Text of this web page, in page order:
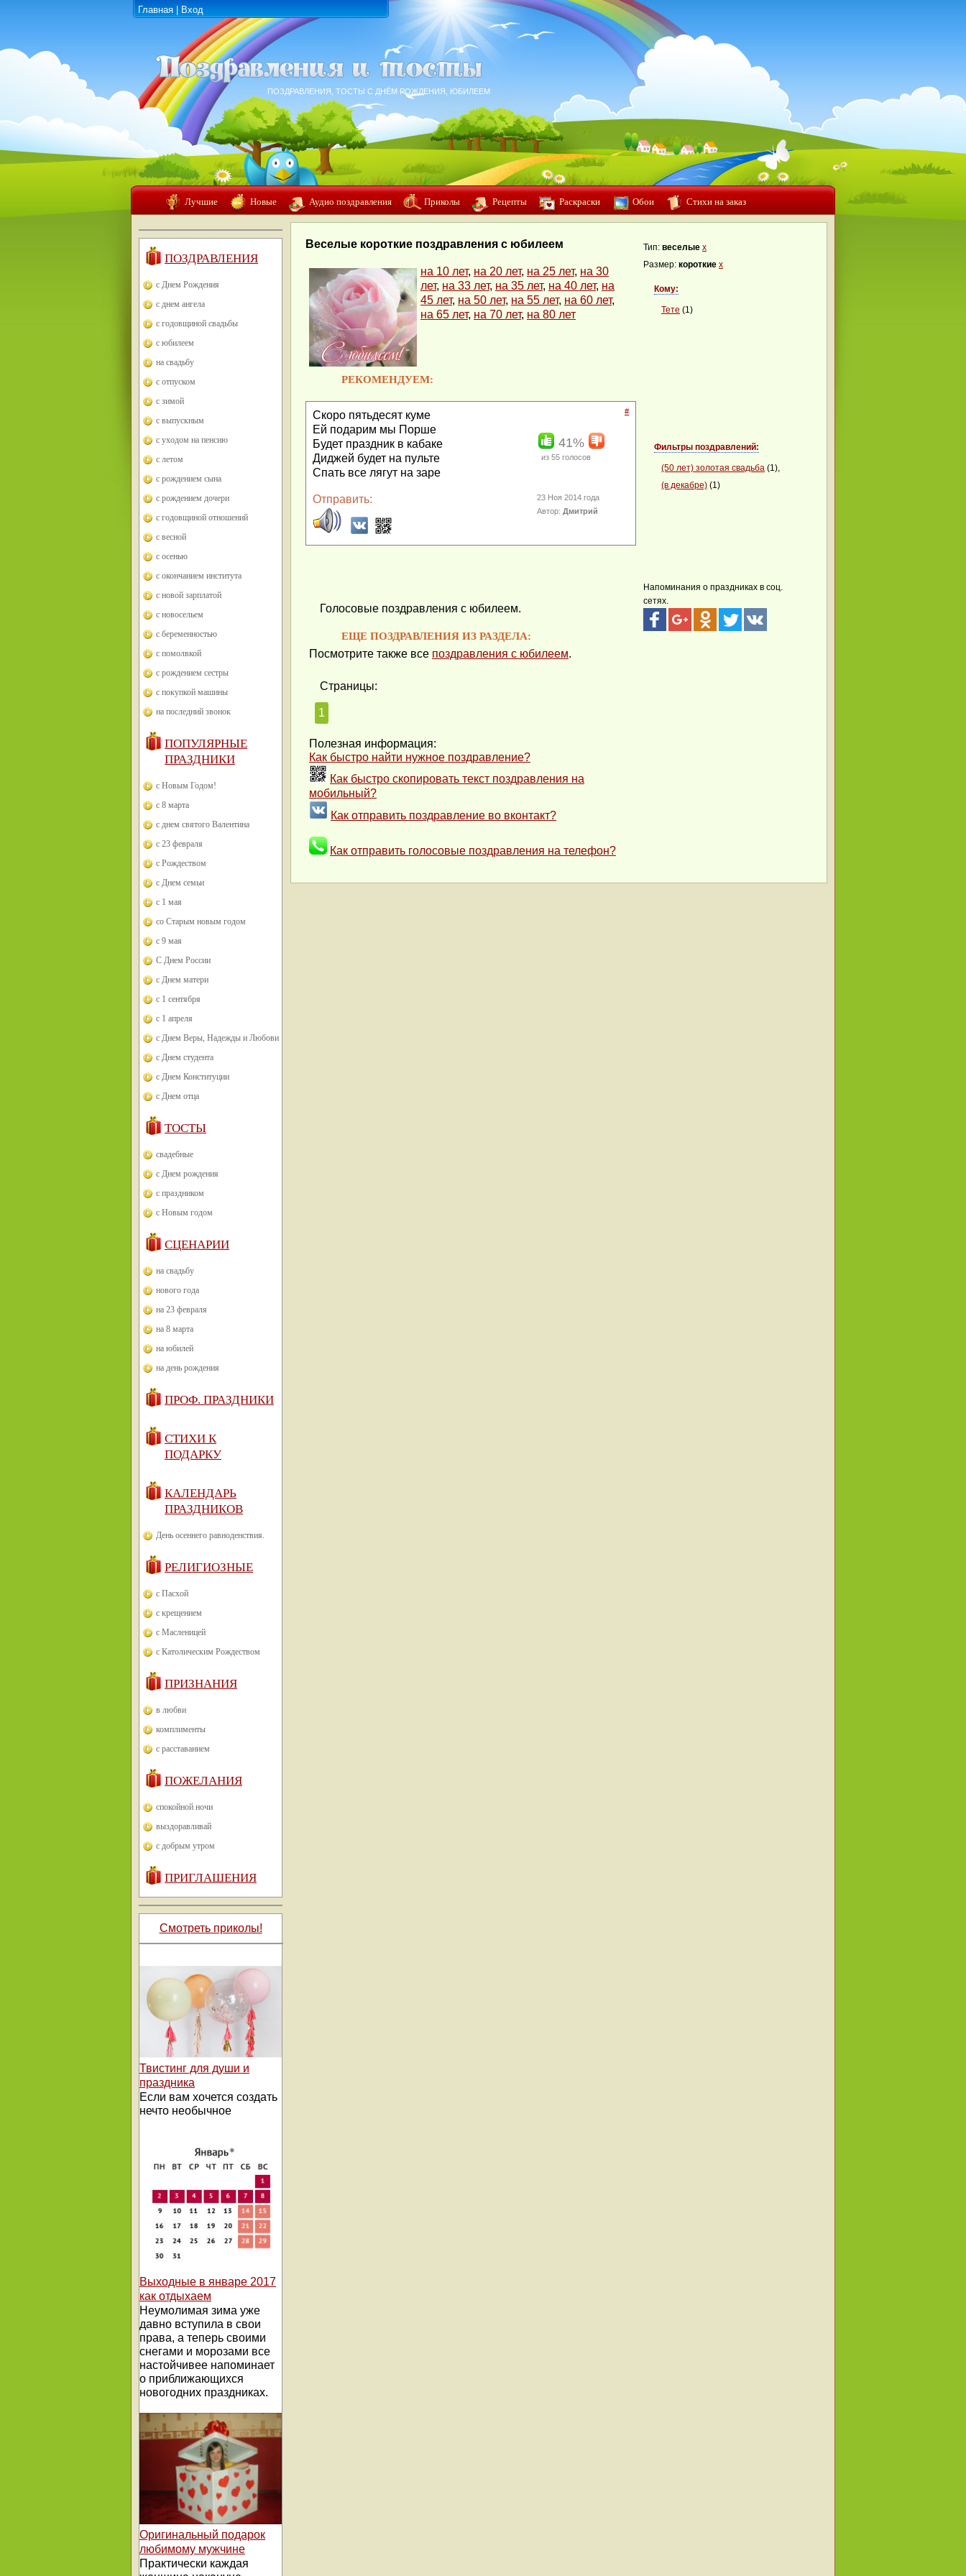
Главная Вход
ПОЗДРАВЛЕНИЯ, ТОСТЫ С ДНЁМ РОЖДЕНИЯ, ЮБИЛЕЕМ
Лучшие Новые Аудио поздравления Приколы Рецепты Раскраски Обои Стихи на заказ
ПОЗДРАВЛЕНИЯ
с Днем Рождения
с днем ангела
с годовщиной свадьбы
с юбилеем
на свадьбу
с отпуском
с зимой
с выпускным
с уходом на пенсию
с летом
с рождением сына
с рождением дочери
с годовщиной отношений
с весной
с осенью
с окончанием института
с новой зарплатой
с новосельем
с беременностью
с помолвкой
с рождением сестры
с покупкой машины
на последний звонок
ПОПУЛЯРНЫЕ
ПРАЗДНИКИ
с Новым Годом!
с 8 марта
с днем святого Валентина
с 23 февраля
с Рождеством
с Днем семьи
с 1 мая
со Старым новым годом
с 9 мая
С Днем России
с Днем матери
с 1 сентября
с 1 апреля
с Днем Веры, Надежды и Любови
с Днем студента
с Днем Конституции
с Днем отца
ТОСТЫ
свадебные
с Днем рождения
с праздником
с Новым годом
СЦЕНАРИИ
на свадьбу
нового года
на 23 февраля
на 8 марта
на юбилей
на день рождения
ПРОФ. ПРАЗДНИКИ
СТИХИ К
ПОДАРКУ
КАЛЕНДАРЬ
ПРАЗДНИКОВ
День осеннего равноденствия.
РЕЛИГИОЗНЫЕ
с Пасхой
с крещением
с Масленицей
с Католическим Рождеством
ПРИЗНАНИЯ
в любви
комплименты
с расставанием
ПОЖЕЛАНИЯ
спокойной ночи
выздоравливай
с добрым утром
ПРИГЛАШЕНИЯ
Смотреть приколы!
Твистинг для души и
праздника
Если вам хочется создать
нечто необычное
Выходные в январе 2017
как отдыхаем
Неумолимая зима уже
давно вступила в свои
права, а теперь своими
снегами и морозами все
настойчивее напоминает
о приближающихся
новогодних праздниках.
Оригинальный подарок
любимому мужчине
Практически каждая
Веселые короткие поздравления с юбилеем
на 10 лет, на 20 лет, на 25 лет, на 30
лет, на 33 лет, на 35 лет, на 40 лет, на
45 лет, на 50 лет, на 55 лет, на 60 лет,
на 65 лет, на 70 лет, на 80 лет
РЕКОМЕНДУЕМ:
Скоро пятьдесят куме
Ей подарим мы Порше
Будет праздник в кабаке
Диджей будет на пульте
Спать все лягут на заре
#
41%
из 55 голосов
Отправить:
23 Ноя 2014 года
Автор:Дмитрий
Голосовые поздравления с юбилеем.
ЕЩЕ ПОЗДРАВЛЕНИЯ ИЗ РАЗДЕЛА:
Посмотрите также все поздравления с юбилеем.
Страницы:
1
Полезная информация:
Как быстро найти нужное поздравление?
Как быстро скопировать текст поздравления на
мобильный?
Как отправить поздравление во вконтакт?
Как отправить голосовые поздравления на телефон?
Тип: веселые x
Размер: короткие x
Кому:
Тете (1)
Фильтры поздравлений:
(50 лет) золотая свадьба (1),
(в декабре) (1)
Напоминания о праздниках в соц.
сетях.